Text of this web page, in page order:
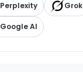
Perplexity Grok
Google AI